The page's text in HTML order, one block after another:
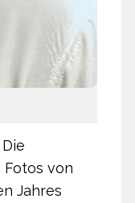
von
Jahres